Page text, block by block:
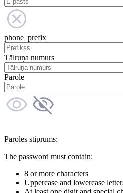
phone_prefix
Tālruņa numurs
Parole
Paroles stiprums:
The password must contain:
8 or more characters
Uppercase and lowercase